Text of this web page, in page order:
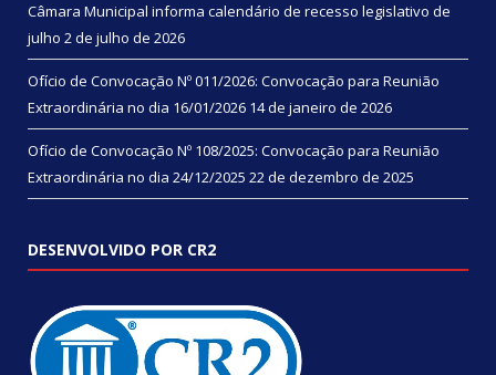
Câmara Municipal informa calendário de recesso legislativo de
julho 2 de julho de 2026
Ofício de Convocação Nº 011/2026: Convocação para Reunião
Extraordinária no dia 16/01/2026 14 de janeiro de 2026
Ofício de Convocação Nº 108/2025: Convocação para Reunião
Extraordinária no dia 24/12/2025 22 de dezembro de 2025
DESENVOLVIDO POR CR2